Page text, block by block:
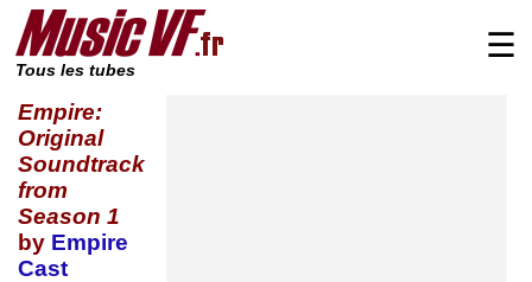
Tous les tubes
☰
Empire:
Original
Soundtrack
from
Season 1
by Empire
Cast